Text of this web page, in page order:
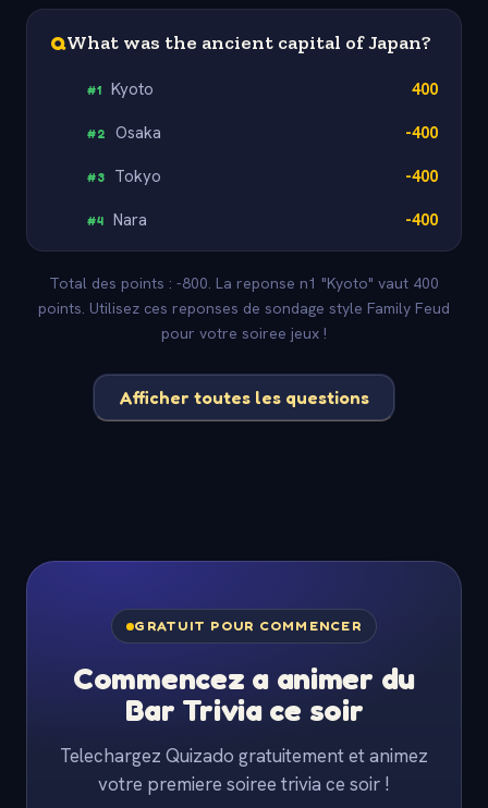
QWhat was the ancient capital of Japan?
#1 Kyoto 400
#2 Osaka -400
#3 Tokyo -400
#4 Nara -400
Total des points : -800. La reponse n1 "Kyoto" vaut 400
points. Utilisez ces reponses de sondage style Family Feud
pour votre soiree jeux !
Afficher toutes les questions
GRATUIT POUR COMMENCER
Commencez a animer du
Bar Trivia ce soir
Telechargez Quizado gratuitement et animez
votre premiere soiree trivia ce soir !